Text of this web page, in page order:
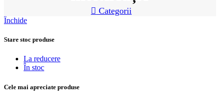
Categorii
Închide
Stare stoc produse
La reducere
În stoc
Cele mai apreciate produse